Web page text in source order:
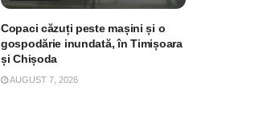
Copaci căzuți peste mașini și o
gospodărie inundată, în Timișoara
și Chișoda
AUGUST 7, 2026